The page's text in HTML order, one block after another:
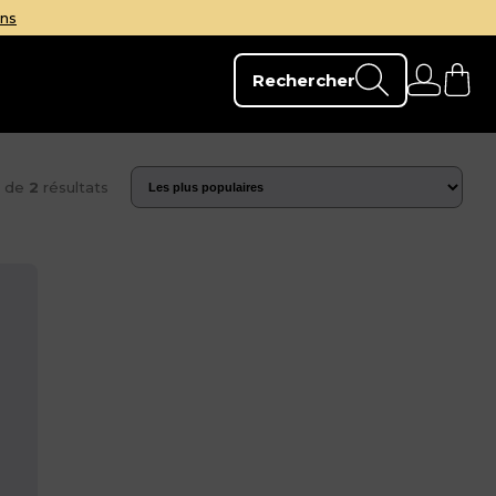
Rechercher
de 2 résultats